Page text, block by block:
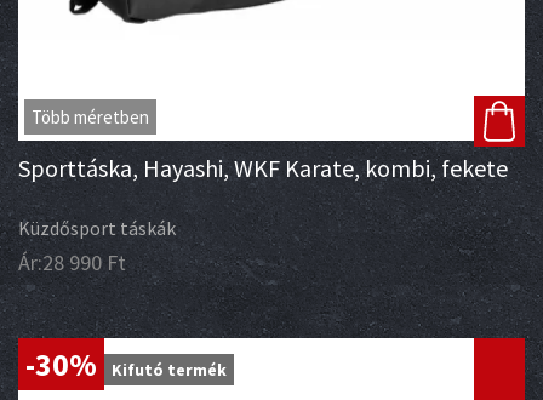
Több méretben
Sporttáska, Hayashi, WKF Karate, kombi, fekete
Küzdősport táskák
Ár:28 990 Ft
-30% Kifutó termék